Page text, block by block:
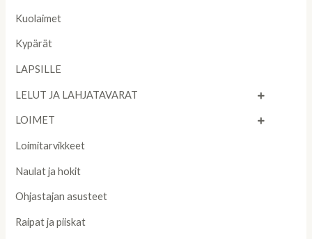
Kuolaimet
Kypärät
LAPSILLE
LELUT JA LAHJATAVARAT
LOIMET
Loimitarvikkeet
Naulat ja hokit
Ohjastajan asusteet
Raipat ja piiskat